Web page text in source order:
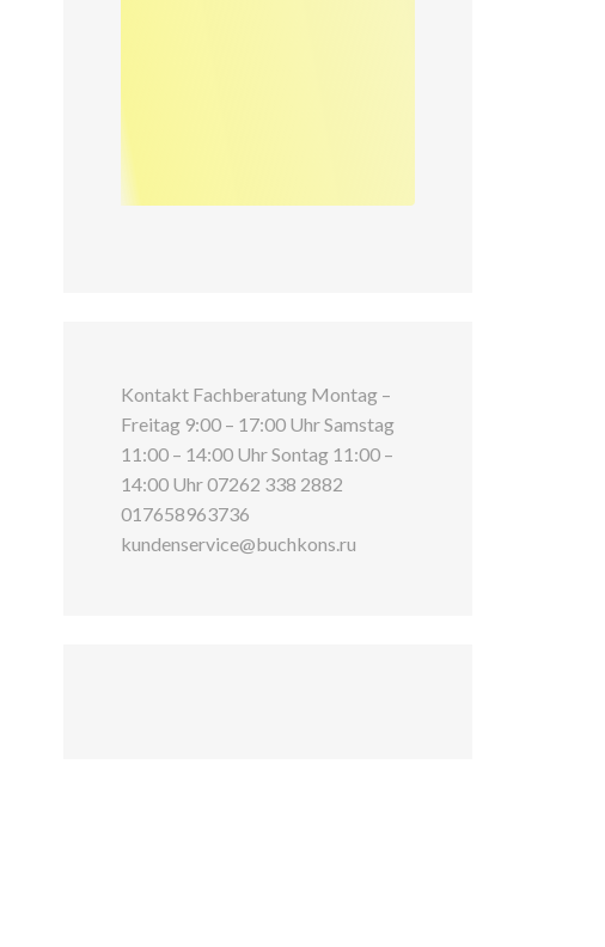
Kontakt Fachberatung Montag –
Freitag 9:00 – 17:00 Uhr Samstag
11:00 – 14:00 Uhr Sontag 11:00 –
14:00 Uhr 07262 338 2882
017658963736
kundenservice@buchkons.ru